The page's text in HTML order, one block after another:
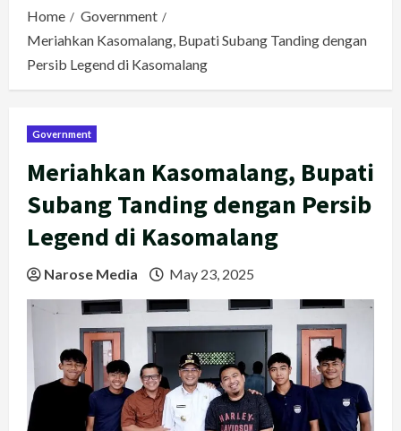
Home
Government
Meriahkan Kasomalang, Bupati Subang Tanding dengan
Persib Legend di Kasomalang
Government
Meriahkan Kasomalang, Bupati
Subang Tanding dengan Persib
Legend di Kasomalang
Narose Media May 23, 2025